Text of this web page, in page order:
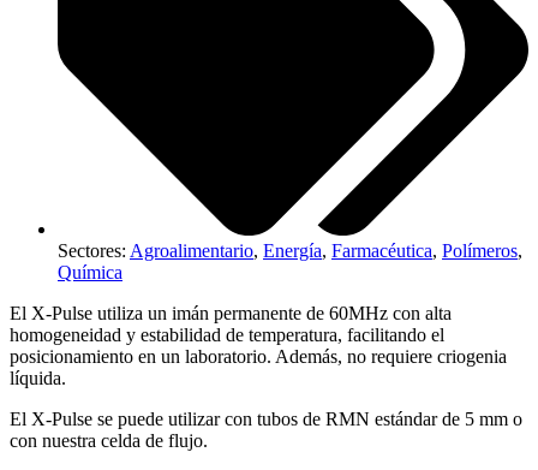
Sectores: Agroalimentario, Energía, Farmacéutica, Polímeros,
Química
El X-Pulse utiliza un imán permanente de 60MHz con alta
homogeneidad y estabilidad de temperatura, facilitando el
posicionamiento en un laboratorio. Además, no requiere criogenia
líquida.
El X-Pulse se puede utilizar con tubos de RMN estándar de 5 mm o
con nuestra celda de flujo.